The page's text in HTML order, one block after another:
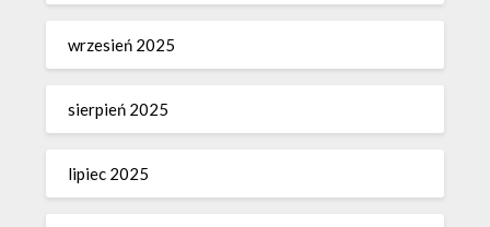
wrzesień 2025
sierpień 2025
lipiec 2025